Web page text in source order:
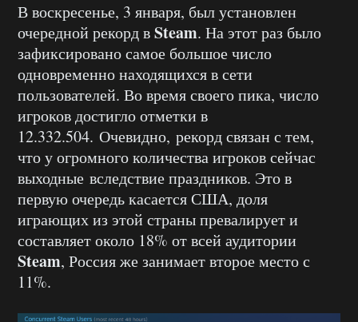
В воскресенье, 3 января, был установлен
очередной рекорд вSteam. На этот раз было
зафиксировано самое большое число
одновременно находящихся в сети
пользователей. Во время своего пика, число
игроков достигло отметки в
12.332.504. Очевидно, рекорд связан с тем,
что у огромного количества игроков сейчас
выходные вследствие праздников. Это в
первую очередь касается США, доля
играющих из этой страны превалирует и
составляет около 18% от всей аудитории
Steam, Россия же занимает второе место с
11%.